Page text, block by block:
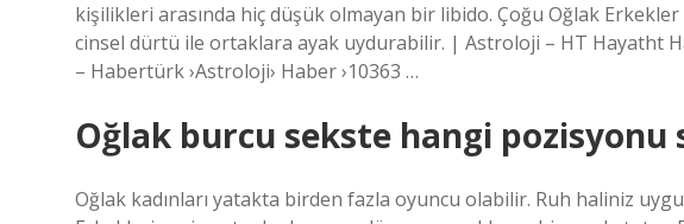
kişilikleri arasında hiç düşük olmayan bir libido. Çoğu Oğlak
cinsel dürtü ile ortaklara ayak uydurabilir. | Astroloji – HT Hayatht
– Habertürk ›Astroloji› Haber ›10363 …
Oğlak burcu sekste hangi pozisyonu
Oğlak kadınları yatakta birden fazla oyuncu olabilir. Ruh haliniz